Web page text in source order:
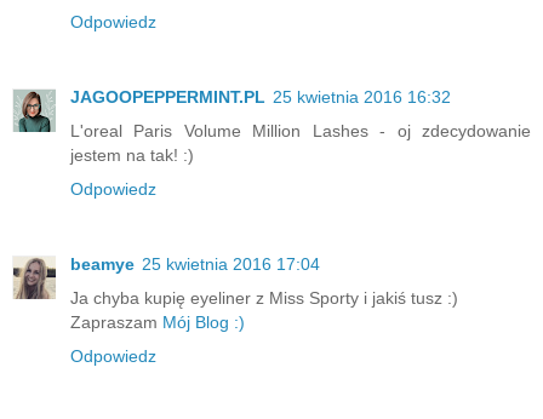
Odpowiedz
JAGOOPEPPERMINT.PL 25 kwietnia 2016 16:32
L'oreal Paris Volume Million Lashes - oj zdecydowanie
jestem na tak! :)
Odpowiedz
beamye 25 kwietnia 2016 17:04
Ja chyba kupię eyeliner z Miss Sporty i jakiś tusz :)
Zapraszam Mój Blog :)
Odpowiedz